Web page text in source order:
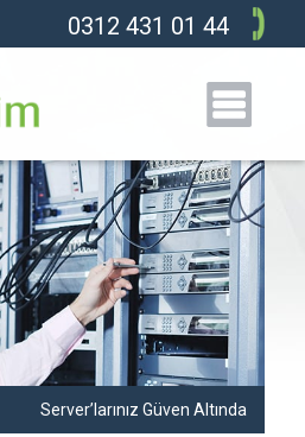
0312 431 01 44
Server’larınız Güven Altında